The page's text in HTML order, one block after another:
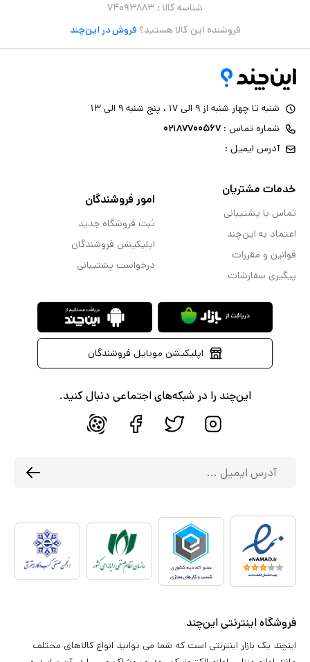
شناسه کالا : ۷۴۰۹۳۸۸۳
فروشنده این کالا هستید؟ فروش در این‌چند
شنبه تا چهار شنبه از ۹ الی ۱۷ ، پنج شنبه ۹ الی ۱۳
شماره تماس : ۰۲۱۸۷۷۰۰۵۶۷
آدرس ایمیل :
خدمات مشتریان
تماس با پشتیبانی
اعتماد به این‌چند
قوانین و مقررات
پیگیری سفارشات
امور فروشندگان
ثبت فروشگاه جدید
اپلیکیشن فروشندگان
درخواست پشتیبانی
اپلیکیشن موبایل فروشندگان
این‌چند را در شبکه‌های اجتماعی دنبال کنید.
فروشگاه اینترنتی این‌چند
اینچند یک بازار اینترنتی است که شما می توانید انواع کالاهای مختلف